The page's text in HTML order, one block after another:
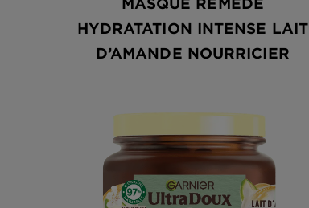
HYDRATATION INTENSE LAIT
D’AMANDE NOURRICIER